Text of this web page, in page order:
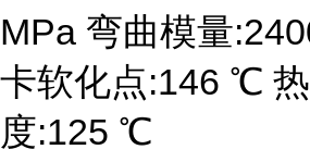
MPa 弯曲模量
卡软化点:146 ℃
度:125 ℃